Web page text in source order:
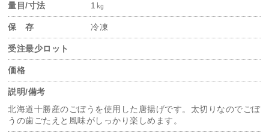
量目/寸法 1㎏
保 存 冷凍
受注最少ロット
価格
説明/備考
北海道十勝産のごぼうを使用した唐揚げです。太切りなのでごぼ
うの歯ごたえと風味がしっかり楽しめます。